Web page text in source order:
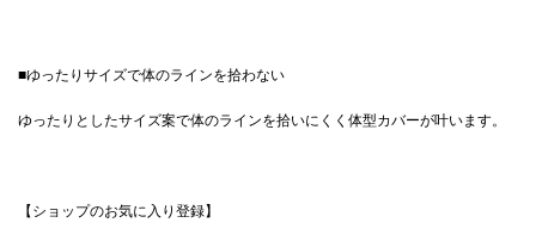
■ゆったりサイズで体のラインを拾わない
ゆったりとしたサイズ案で体のラインを拾いにくく体型カバーが叶います。
【ショップのお気に入り登録】